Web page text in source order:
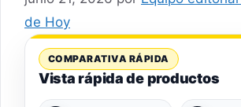
de Hoy
COMPARATIVA RÁPIDA
Vista rápida de productos